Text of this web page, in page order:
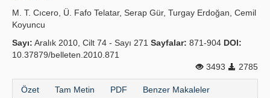
M. T. Cıcero, Ü. Fafo Telatar, Serap Gür, Turgay Erdoğan, Cemil
Koyuncu
Sayı: Aralık 2010, Cilt 74 - Sayı 271 Sayfalar: 871-904 DOI:
10.37879/belleten.2010.871
3493
2785
Özet Tam Metin PDF Benzer Makaleler